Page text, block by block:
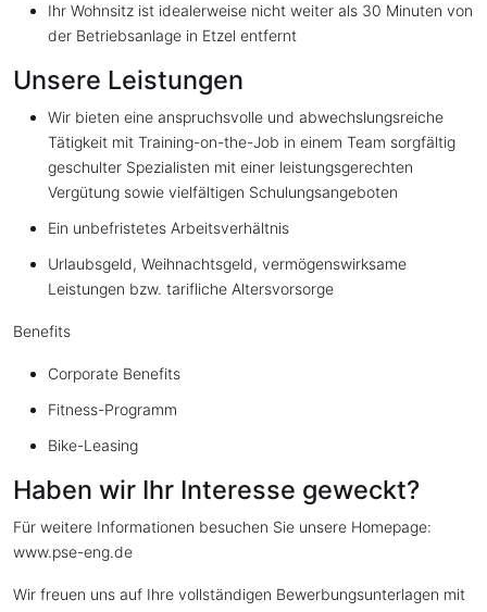
Ihr Wohnsitz ist idealerweise nicht weiter als 30 Minuten von
der Betriebsanlage in Etzel entfernt
Unsere Leistungen
Wir bieten eine anspruchsvolle und abwechslungsreiche
Tätigkeit mit Training-on-the-Job in einem Team sorgfältig
geschulter Spezialisten mit einer leistungsgerechten
Vergütung sowie vielfältigen Schulungsangeboten
Ein unbefristetes Arbeitsverhältnis
Urlaubsgeld, Weihnachtsgeld, vermögenswirksame
Leistungen bzw. tarifliche Altersvorsorge
Benefits
Corporate Benefits
Fitness-Programm
Bike-Leasing
Haben wir Ihr Interesse geweckt?
Für weitere Informationen besuchen Sie unsere Homepage:
www.pse-eng.de
Wir freuen uns auf Ihre vollständigen Bewerbungsunterlagen mit